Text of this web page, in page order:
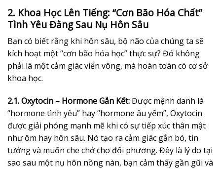
2. Khoa Học Lên Tiếng: “Cơn Bão Hóa Chất”
Tình Yêu Đằng Sau Nụ Hôn Sâu
Bạn có biết rằng khi hôn sâu, bộ não của chúng ta sẽ
kích hoạt một “cơn bão hóa học” thực sự? Đó không
phải là một cảm giác viển vông, mà hoàn toàn có cơ sở
khoa học.
2.1. Oxytocin – Hormone Gắn Kết:Được mệnh danh là
“hormone tình yêu” hay “hormone âu yếm”, Oxytocin
được giải phóng mạnh mẽ khi có sự tiếp xúc thân mật
như ôm hay hôn sâu. Nó tạo ra cảm giác gắn bó, tin
tưởng và muốn che chở cho đối phương. Đây là lý do tại
sao sau một nụ hôn nồng nàn, bạn cảm thấy gần gũi và